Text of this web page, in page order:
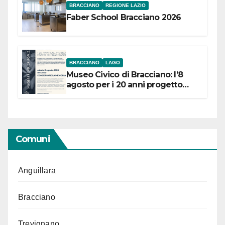
BRACCIANO REGIONE LAZIO
Faber School Bracciano 2026
BRACCIANO LAGO
Museo Civico di Bracciano: l’8
agosto per i 20 anni progetto
Comuni
Anguillara
Bracciano